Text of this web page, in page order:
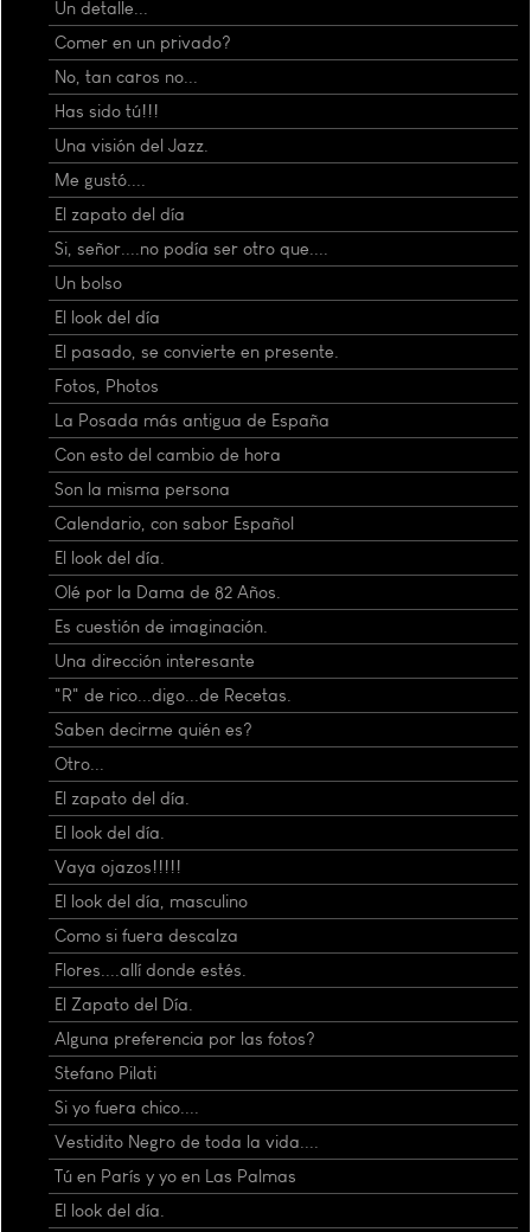
Un detalle...
Comer en un privado?
No, tan caros no...
Has sido tú!!!
Una visión del Jazz.
Me gustó....
El zapato del día
Si, señor....no podía ser otro que....
Un bolso
El look del día
El pasado, se convierte en presente.
Fotos, Photos
La Posada más antigua de España
Con esto del cambio de hora
Son la misma persona
Calendario, con sabor Español
El look del día.
Olé por la Dama de 82 Años.
Es cuestión de imaginación.
Una dirección interesante
"R" de rico...digo...de Recetas.
Saben decirme quién es?
Otro...
El zapato del día.
El look del día.
Vaya ojazos!!!!!
El look del día, masculino
Como si fuera descalza
Flores....allí donde estés.
El Zapato del Día.
Alguna preferencia por las fotos?
Stefano Pilati
Si yo fuera chico....
Vestidito Negro de toda la vida....
Tú en París y yo en Las Palmas
El look del día.